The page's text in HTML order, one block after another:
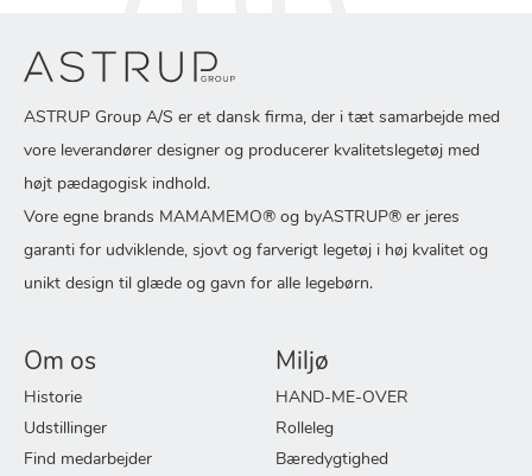
ASTRUP Group A/S er et dansk firma, der i tæt samarbejde med
vore leverandører designer og producerer kvalitetslegetøj med
højt pædagogisk indhold.
Vore egne brands MAMAMEMO® og byASTRUP® er jeres
garanti for udviklende, sjovt og farverigt legetøj i høj kvalitet og
unikt design til glæde og gavn for alle legebørn.
Om os
Historie
Udstillinger
Find medarbejder
Miljø
HAND-ME-OVER
Rolleleg
Bæredygtighed